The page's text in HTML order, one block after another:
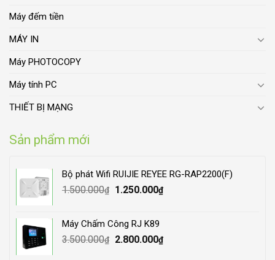
Máy đếm tiền
MÁY IN
Máy PHOTOCOPY
Máy tính PC
THIẾT BỊ MẠNG
Sản phẩm mới
Bộ phát Wifi RUIJIE REYEE RG-RAP2200(F)
1.500.000₫
Original
1.500.000₫.
1.250.000₫Current
Máy Chấm Công RJ K89
3.500.000₫
Original
2.800.000₫Current